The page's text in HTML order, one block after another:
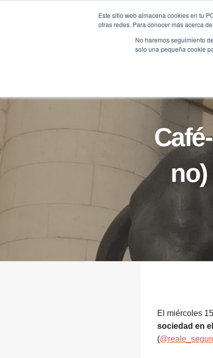
Este sitio web almacena cookies en tu
otras redes. Para conocer más acerca
No haremos seguimiento
solo una pequeña cookie
El miércoles
sociedad en
(